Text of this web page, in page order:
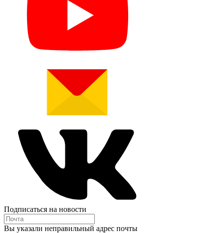
Подписаться на новости
Вы указали неправильный адрес почты